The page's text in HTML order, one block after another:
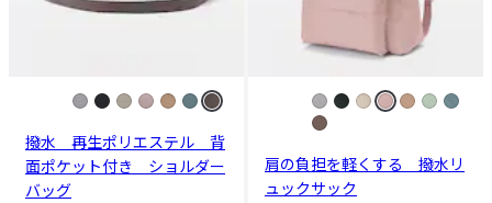
撥水 再生ポリエステル 背
面ポケット付き ショルダー
バッグ
肩の負担を軽くする 撥水リ
ュックサック